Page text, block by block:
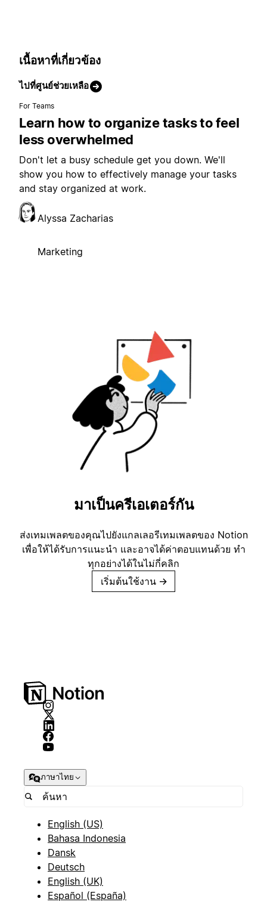
เนื้อหาที่เกี่ยวข้อง
ไปที่ศูนย์ช่วยเหลือ
For Teams
Learn how to organize tasks to feel
less overwhelmed
Don't let a busy schedule get you down. We'll
show you how to effectively manage your tasks
and stay organized at work.
Alyssa Zacharias
Marketing
มาเป็นครีเอเตอร์กัน
ส่งเทมเพลตของคุณไปยังแกลเลอรีเทมเพลตของ Notion
เพื่อให้ได้รับการแนะนำ และอาจได้ค่าตอบแทนด้วย ทำ
ทุกอย่างได้ในไม่กี่คลิก
เริ่มต้นใช้งาน →
ภาษาไทย
English (US)
Bahasa Indonesia
Dansk
Deutsch
English (UK)
Español (España)